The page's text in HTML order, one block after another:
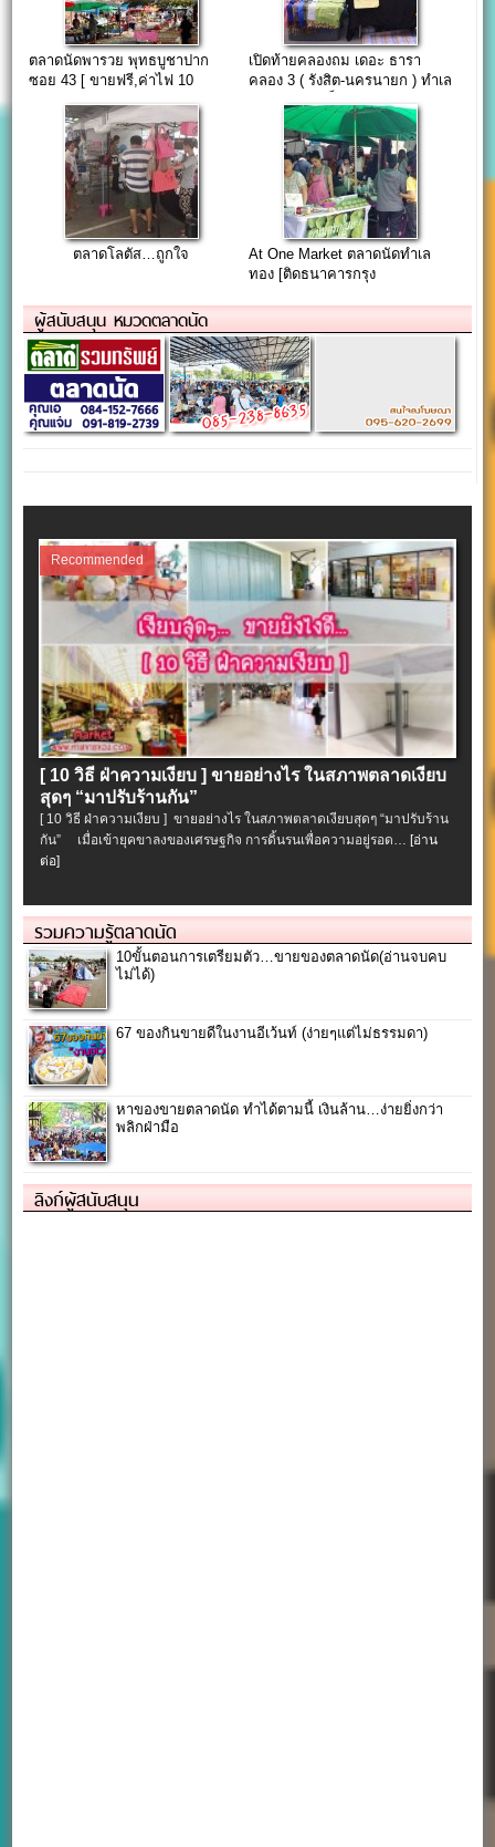
ตลาดนัดพารวย พุทธบูชาปาก
ซอย 43 [ ขายฟรี,ค่าไฟ 10
เปิดท้ายคลองถม เดอะ ธารา
คลอง 3 ( รังสิต-นครนายก ) ทำเล
ตลาดโลตัส…ถูกใจ
At One Market ตลาดนัดทำเล
ทอง [ติดธนาคารกรุง
ผู้สนับสนุน หมวดตลาดนัด
Recommended
[ 10 วิธี ฝ่าความเงียบ ] ขายอย่างไร ในสภาพตลาดเงียบ
สุดๆ “มาปรับร้านกัน”
[ 10 วิธี ฝ่าความเงียบ ] ขายอย่างไร ในสภาพตลาดเงียบสุดๆ “มาปรับร้าน
กัน” เมื่อเข้ายุคขาลงของเศรษฐกิจ การดิ้นรนเพื่อความอยู่รอด…[อ่าน
ต่อ]
รวมความรู้ตลาดนัด
10ขั้นตอนการเตรียมตัว…ขายของตลาดนัด(อ่านจบคบ
ไม่ได้)
67 ของกินขายดีในงานอีเว้นท์ (ง่ายๆแต่ไม่ธรรมดา)
หาของขายตลาดนัด ทำได้ตามนี้ เงินล้าน…ง่ายยิ่งกว่า
พลิกฝ่ามือ
ลิงก์ผู้สนับสนุน